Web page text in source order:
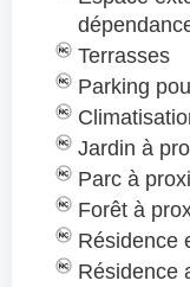
Terrasses
Parking
Jardin à
Parc à
Forêt à
Résidence
Résidence